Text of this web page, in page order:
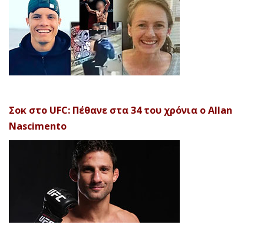
Σοκ στο UFC: Πέθανε στα 34 του χρόνια ο Allan
Nascimento